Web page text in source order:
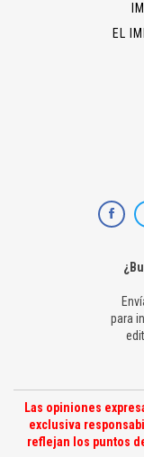
EL
para
Las opiniones
exclusiva
reflejan los puntos